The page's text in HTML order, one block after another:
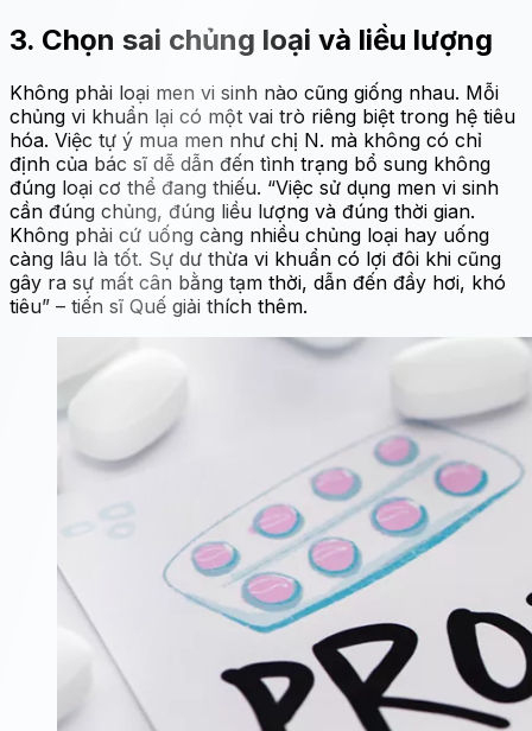
3. Chọn sai chủng loại và liều lượng
Không phải loại men vi sinh nào cũng giống nhau. Mỗi
chủng vi khuẩn lại có một vai trò riêng biệt trong hệ tiêu
hóa. Việc tự ý mua men như chị N. mà không có chỉ
định của bác sĩ dễ dẫn đến tình trạng bổ sung không
đúng loại cơ thể đang thiếu. “Việc sử dụng men vi sinh
cần đúng chủng, đúng liều lượng và đúng thời gian.
Không phải cứ uống càng nhiều chủng loại hay uống
càng lâu là tốt. Sự dư thừa vi khuẩn có lợi đôi khi cũng
gây ra sự mất cân bằng tạm thời, dẫn đến đầy hơi, khó
tiêu” – tiến sĩ Quế giải thích thêm.